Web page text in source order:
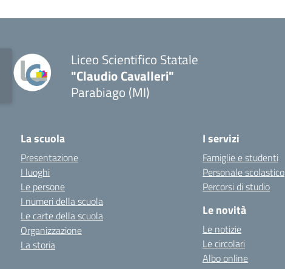
Liceo Scientifico Statale
"Claudio Cavalleri"
Parabiago (MI)
La scuola
Presentazione
I luoghi
Le persone
I numeri della scuola
Le carte della scuola
Organizzazione
La storia
I servizi
Famiglie e studenti
Personale scolastico
Percorsi di studio
Le novità
Le notizie
Le circolari
Albo online